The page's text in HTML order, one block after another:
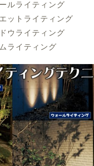
ルライティング
ットライティング
ウライティング
ライティング